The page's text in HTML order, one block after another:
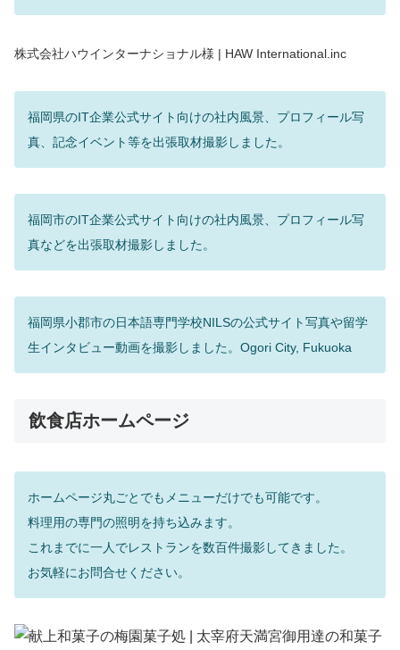
株式会社ハウインターナショナル様 | HAW International.inc
福岡県のIT企業公式サイト向けの社内風景、プロフィール写
真、記念イベント等を出張取材撮影しました。
福岡市のIT企業公式サイト向けの社内風景、プロフィール写
真などを出張取材撮影しました。
福岡県小郡市の日本語専門学校NILSの公式サイト写真や留学
生インタビュー動画を撮影しました。Ogori City, Fukuoka
飲食店ホームページ
ホームページ丸ごとでもメニューだけでも可能です。
料理用の専門の照明を持ち込みます。
これまでに一人でレストランを数百件撮影してきました。
お気軽にお問合せください。